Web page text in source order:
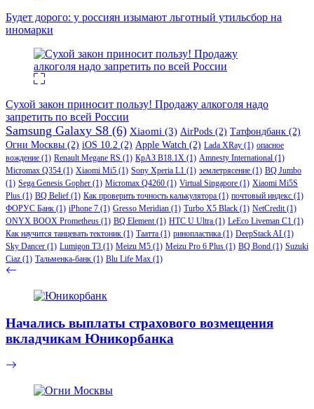
Будет дорого: у россиян изымают льготный утильсбор на
иномарки
Сухой закон приносит пользу! Продажу алкоголя надо
запретить по всей России
Samsung Galaxy S8 (6) Xiaomi (3) AirPods (2) Татфондбанк (2)
Огни Москвы (2) iOS 10.2 (2) Apple Watch (2) Lada XRay (1) опасное
вождение (1) Renault Megane RS (1) КрАЗ В18.1Х (1) Amnesty International (1)
Micromax Q354 (1) Xiaomi Mi5 (1) Sony Xperia L1 (1) землетрясение (1) BQ Jumbo
(1) Sega Genesis Gopher (1) Micromax Q4260 (1) Virtual Singapore (1) Xiaomi Mi5S
Plus (1) BQ Belief (1) Как проверить точность калькулятора (1) почтовый индекс (1)
ФОРУС Банк (1) iPhone 7 (1) Gresso Meridian (1) Turbo X5 Black (1) NetCredit(1)
ONYX BOOX Prometheus (1) BQ Element(1) HTC U Ultra (1) LeEco Liveman C1 (1)
Как научится танцевать тектоник (1) Таатта (1) ринопластика (1) DeepStack AI (1)
Sky Dancer (1) Lumigon T3 (1) Meizu M5 (1) Meizu Pro 6 Plus (1) BQ Bond (1) Suzuki
Ciaz (1) Тальменка-банк (1) Blu Life Max (1)
Начались выплаты страхового возмещения
вкладчикам Юникорбанка